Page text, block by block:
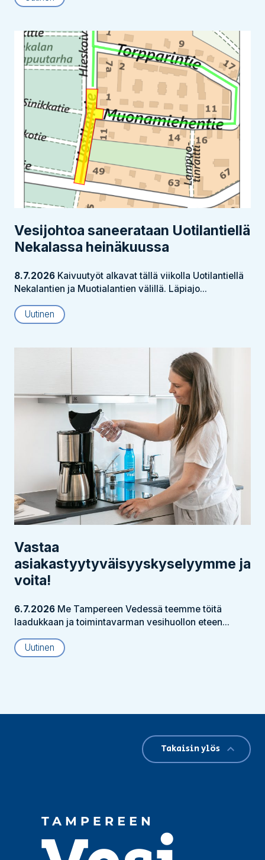
Vesijohtoa saneerataan Uotilantiellä
Nekalassa heinäkuussa
8.7.2026 Kaivuutyöt alkavat tällä viikolla Uotilantiellä
Nekalantien ja Muotialantien välillä. Läpiajo...
Uutinen
Vastaa
asiakastyytyväisyyskyselyymme ja
voita!
6.7.2026 Me Tampereen Vedessä teemme töitä
laadukkaan ja toimintavarman vesihuollon eteen...
Uutinen
Takaisin ylös